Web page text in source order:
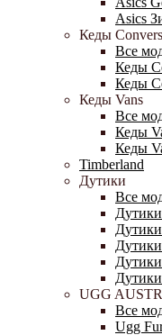
Asics
Кеды
Все
Кеды
Кеды
Кеды Vans
Все
Кеды
Кеды
Timberland
Дутики
Все
UGG
Все
Ugg